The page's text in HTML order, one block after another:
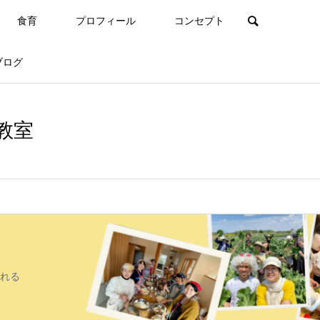
食育 プロフィール コンセプト
ログ
室
る